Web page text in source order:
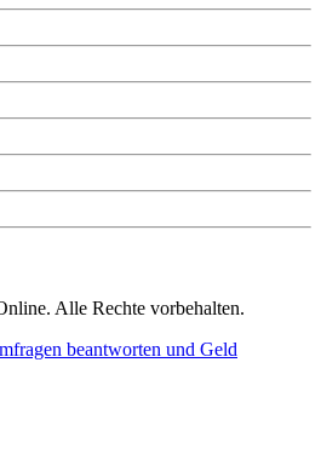
Alle Rechte vorbehalten.